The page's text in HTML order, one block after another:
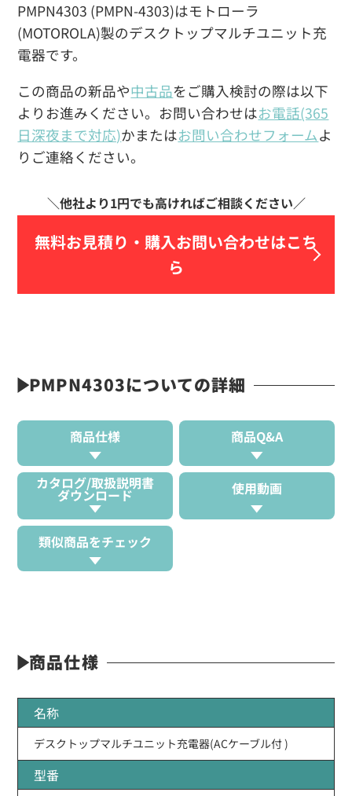
PMPN4303 (PMPN-4303)はモトローラ
(MOTOROLA)製のデスクトップマルチユニット充
電器です。
この商品の新品や中古品をご購入検討の際は以下
よりお進みください。お問い合わせはお電話(365
日深夜まで対応)かまたはお問い合わせフォームよ
りご連絡ください。
無料お見積り・ 購入お問い合わせはこち
ら
PMPN4303についての詳細
商品仕様 商品Q&A
カタログ/取扱説明書
ダウンロード 使用動画
類似商品をチェック
商品仕様
名称
デスクトップマルチユニット充電器(ACケーブル付 )
型番